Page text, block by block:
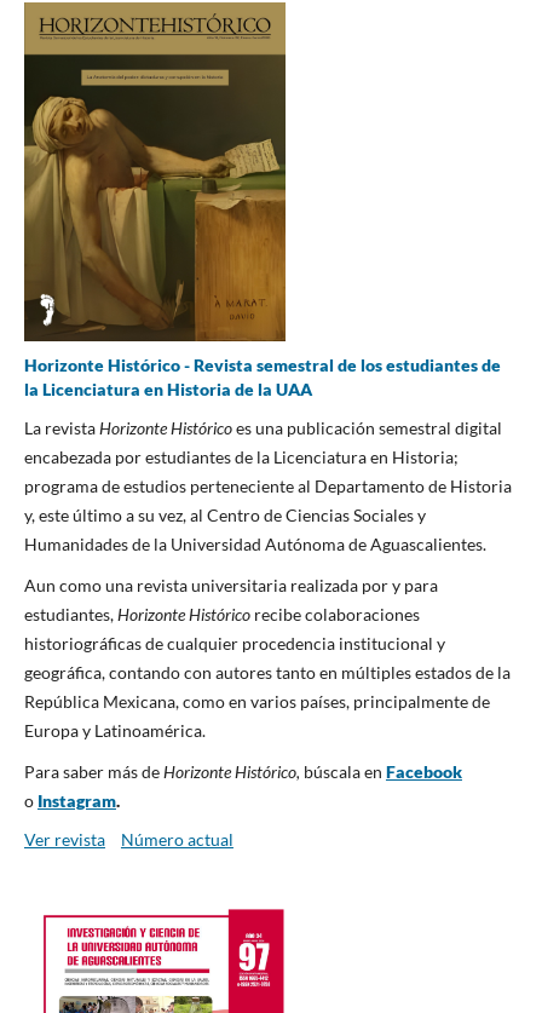
Horizonte Histórico - Revista semestral de los estudiantes de
la Licenciatura en Historia de la UAA
La revistaHorizonte Históricoes una publicación semestral digital
encabezada por estudiantes de la Licenciatura en Historia;
programa de estudios perteneciente al Departamento de Historia
y, este último a su vez, al Centro de Ciencias Sociales y
Humanidades de la Universidad Autónoma de Aguascalientes.
Aun como una revista universitaria realizada por y para
estudiantes,Horizonte Histórico recibe colaboraciones
historiográficas de cualquier procedencia institucional y
geográfica, contando con autores tanto en múltiples estados de la
República Mexicana, como en varios países, principalmente de
Europa y Latinoamérica.
Para saber más deHorizonte Histórico, búscala en Facebook
o Instagram.
Ver revista
Número actual